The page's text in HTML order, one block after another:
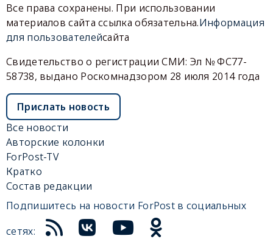
Все права сохранены. При использовании
материалов сайта ссылка обязательна.Информация
для пользователейсайта
Свидетельство о регистрации СМИ: Эл № ФС77-
58738, выдано Роскомнадзором 28 июля 2014 года
Прислать новость
Все новости
Авторские колонки
ForPost-TV
Кратко
Состав редакции
Подпишитесь на новости ForPost в социальных
сетях: